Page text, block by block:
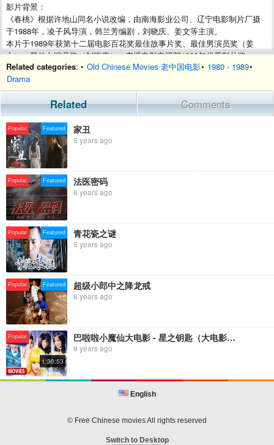
影片背景：
《春桃》根据许地山同名小说改编，由南海影业公司、辽宁电影制片厂摄
于1988年，凌子风导演，韩兰芳编剧，刘晓庆、姜文等主演。
本片于1989年获第十二届电影百花奖最佳故事片奖、最佳男演员奖（姜
文）、最佳女演员奖（刘晓庆），广播电影电视部1988年优秀影片奖。
剧情简介：
春桃新婚之夜被土匪冲散，只身一人从乡下逃到北京，靠拣破烂维持生
活。在逃难中，春桃与刘向高认识，并相依为命地生活下来。可外人都说
他们是"姘居"。30年代的老北京，穷人们不大爱管别人家的闲事，有好心人
看他们恩恩爱爱，劝他们报个夫妻的正式户口，可春桃不愿意。几年后，
春桃有一天路过什刹海旁边的小市，听见有人叫她的小名，她吃惊地看见
一个没有腿的、蓬头逅面的男人瘫坐在地上，正乞怜地望着她。原来，这
是与她拜过天地应称丈夫的李茂，她不忍心看李茂饿死街头，把他带回
家。一间破屋里住着两个男人和一个女人，三个人都在极力克制自己，为
了不至于使自己或任一方流落街头，都在努力去接受这个难以接受的现
实。但不管春桃怎么固执地坚持"咱们三个人就这么活下去"，两个男人都希
望春桃有个正常的归宿。刘向高终于出走了，春桃这时意识到她是爱他
的，不顾一切地跑出去找他。当她怀着失望的心情回到家里时，又发现李
茂上吊了，她救下他，两人兄妹般地过着没有生气的日子。不久，刘向高
受爱情与良知的驱使，又回到春桃身边，李茂为他们的团圆感到欣慰。但
这毕竟是个畸型的三口之家，他们今后将怎样生活下去呢……
Related categories: • Old Chinese Movies 老中国电影• 1980 - 1989•
Drama
Related Comments
Popular Featured 家丑
5 years ago
Popular Featured 法医密码
6 years ago
Popular Featured 青花瓷之谜
5 years ago
Popular Featured 超级小郎中之降龙戒
6 years ago
Popular
1:30:53
巴啦啦小魔仙大电影 - 星之钥匙（大电影第1部）Balala The Fairies (Balala Movie 1)
9 years ago
English
© Free Chinese movies All rights reserved
Switch to Desktop